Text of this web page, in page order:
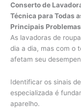
Conserto de
Técnica para Todas
Principais
As lavadoras de
dia a dia, mas com o
afetam seu
Identificar os sinais
especializada é
aparelho.